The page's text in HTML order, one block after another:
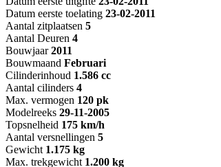
Datum eerste toelating 23-02-2011
Aantal zitplaatsen 5
Aantal Deuren 4
Bouwjaar 2011
Bouwmaand Februari
Cilinderinhoud 1.586 cc
Aantal cilinders 4
Max. vermogen 120 pk
Modelreeks 29-11-2005
Topsnelheid 175 km/h
Aantal versnellingen 5
Gewicht 1.175 kg
Max. trekgewicht 1.200 kg